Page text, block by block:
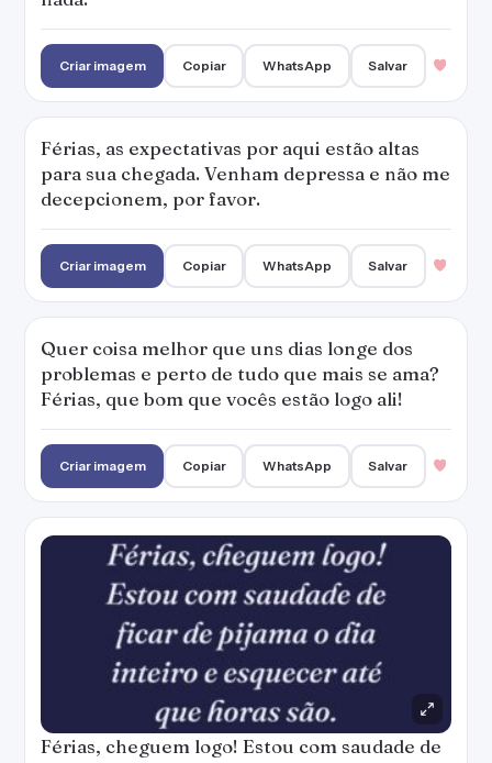
Criar imagem Copiar WhatsApp Salvar
Férias, as expectativas por aqui estão altas
para sua chegada. Venham depressa e não me
decepcionem, por favor.
Criar imagem Copiar WhatsApp Salvar
Quer coisa melhor que uns dias longe dos
problemas e perto de tudo que mais se ama?
Férias, que bom que vocês estão logo ali!
Criar imagem Copiar WhatsApp Salvar
Férias, cheguem logo! Estou com saudade de